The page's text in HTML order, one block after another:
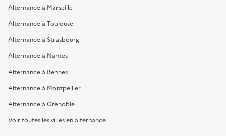
Alternance à Marseille
Alternance à Toulouse
Alternance à Strasbourg
Alternance à Nantes
Alternance à Rennes
Alternance à Montpellier
Alternance à Grenoble
Voir toutes les villes en alternance